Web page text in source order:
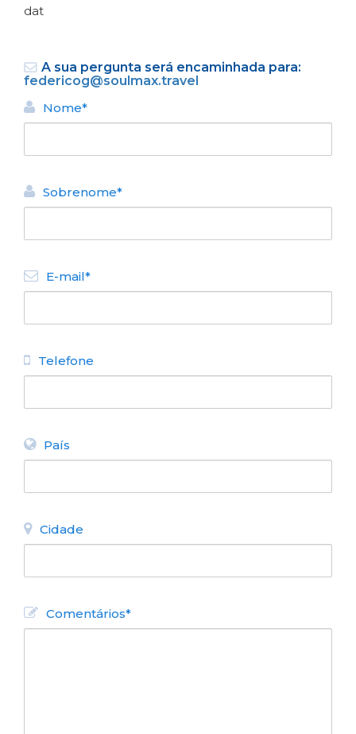
APARTAMENTOS
VOLTAR
dat
A sua pergunta será encaminhada para:
federicog@soulmax.travel
Nome*
Sobrenome*
E-mail*
Telefone
País
Cidade
Comentários*